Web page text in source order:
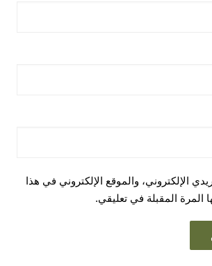
الإلكتروني، والموقع الإلكتروني في هذا
المرة المقبلة في تعليقي.